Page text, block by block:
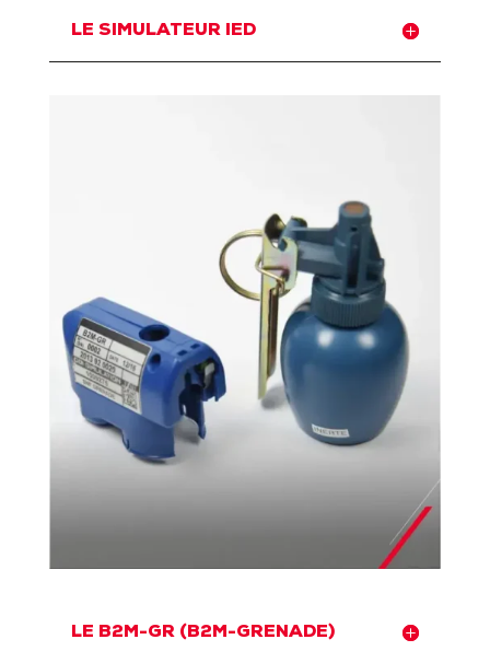
LE SIMULATEUR IED
LE B2M-GR (B2M-GRENADE)